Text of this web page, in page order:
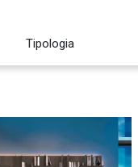
Tipologia